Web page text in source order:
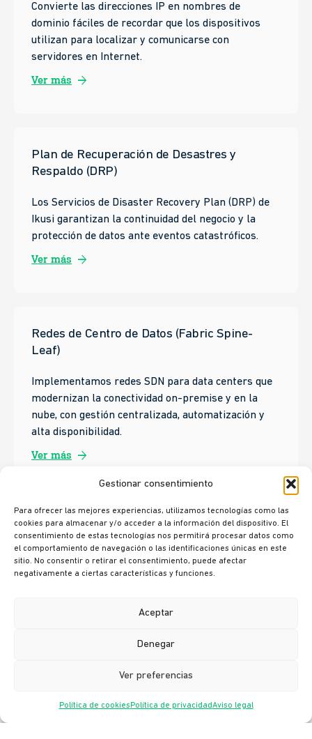
Gestionar consentimiento
Para ofrecer las mejores experiencias, utilizamos tecnologías como las
cookies para almacenar y/o acceder a la información del dispositivo. El
consentimiento de estas tecnologías nos permitirá procesar datos como
el comportamiento de navegación o las identificaciones únicas en este
sitio. No consentir o retirar el consentimiento, puede afectar
negativamente a ciertas características y funciones.
Aceptar
Denegar
Ver preferencias
Política de cookies Política de privacidadAviso legal
Convierte las direcciones IP en nombres de
dominio fáciles de recordar que los dispositivos
utilizan para localizar y comunicarse con
servidores en Internet.
Ver más arrow_forward
Plan de Recuperación de Desastres y
Respaldo (DRP)
Los Servicios de Disaster Recovery Plan (DRP) de
Ikusi garantizan la continuidad del negocio y la
protección de datos ante eventos catastróficos.
Ver más arrow_forward
Redes de Centro de Datos (Fabric Spine-
Leaf)
Implementamos redes SDN para data centers que
modernizan la conectividad on-premise y en la
nube, con gestión centralizada, automatización y
alta disponibilidad.
Ver más arrow_forward
Política de privacidad
Canal ético